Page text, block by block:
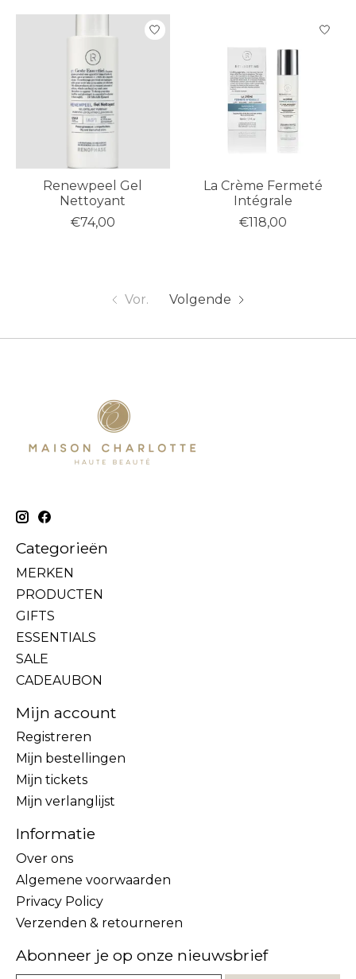
Renewpeel Gel
Nettoyant
€74,00
La Crème Fermeté
Intégrale
€118,00
Vor. Volgende
Categorieën
MERKEN
PRODUCTEN
GIFTS
ESSENTIALS
SALE
CADEAUBON
Mijn account
Registreren
Mijn bestellingen
Mijn tickets
Mijn verlanglijst
Informatie
Over ons
Algemene voorwaarden
Privacy Policy
Verzenden & retourneren
Abonneer je op onze nieuwsbrief